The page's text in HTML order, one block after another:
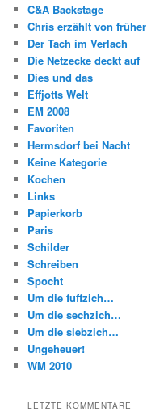
C&A Backstage
Chris erzählt von früher
Der Tach im Verlach
Die Netzecke deckt auf
Dies und das
Effjotts Welt
EM 2008
Favoriten
Hermsdorf bei Nacht
Keine Kategorie
Kochen
Links
Papierkorb
Paris
Schilder
Schreiben
Spocht
Um die fuffzich…
Um die sechzich…
Um die siebzich…
Ungeheuer!
WM 2010
LETZTE KOMMENTARE